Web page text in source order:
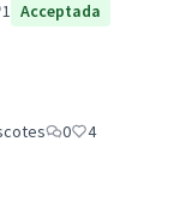
1 Acceptada
0
4